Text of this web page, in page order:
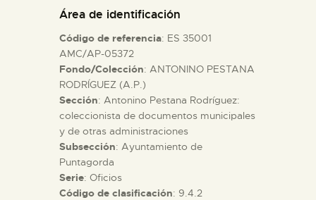
ACTIVIDADES
█
EL MUSEO
COLECCIONES
Área de identificación
Código de referencia: ES 35001
AMC/AP-05372
Fondo/Colección: ANTONINO PESTANA
RODRÍGUEZ (A.P.)
Sección: Antonino Pestana Rodríguez:
coleccionista de documentos municipales
y de otras administraciones
Subsección: Ayuntamiento de
Puntagorda
Serie: Oficios
Código de clasificación: 9.4.2